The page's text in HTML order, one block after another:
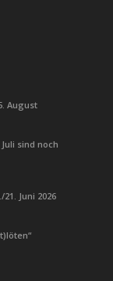
August
sind noch
Juni 2026